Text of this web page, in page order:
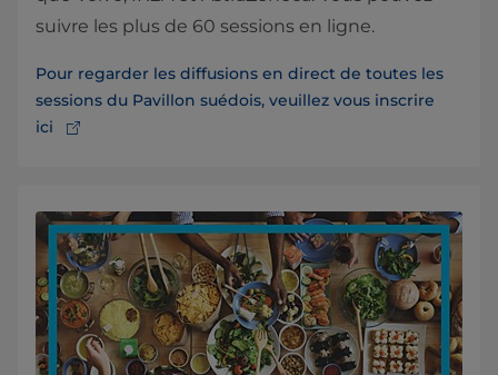
suivre les plus de 60 sessions en ligne.
Pour regarder les diffusions en direct de toutes les
sessions du Pavillon suédois, veuillez vous inscrire
ici